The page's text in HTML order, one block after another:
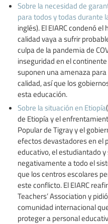
Sobre la necesidad de
para todos y todas durante
inglés). El EIARC condenó
calidad vaya a sufrir
culpa de la pandemia de
inseguridad en el
suponen una amenaza
calidad, así que los
esta educación.
Sobre la situación en Etiopía
de Etiopía y el
Popular de Tigray y el
efectos devastadores en el
educativo, el estudiantado
negativamente a todo el
que los centros escolares
este conflicto. El EIARC
Teachers’ Association y
comunidad internacional
proteger a personal